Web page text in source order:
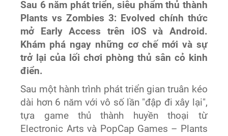
Sau 6 năm phát triển, siêu phẩm thủ thành
Plants vs Zombies 3: Evolved chính thức
mở Early Access trên iOS và Android.
Khám phá ngay những cơ chế mới và sự
trở lại của lối chơi phòng thủ sân cỏ kinh
điển.
Sau một hành trình phát triển gian truân kéo
dài hơn 6 năm với vô số lần "đập đi xây lại",
tựa game thủ thành huyền thoại từ
Electronic Arts và PopCap Games – Plants